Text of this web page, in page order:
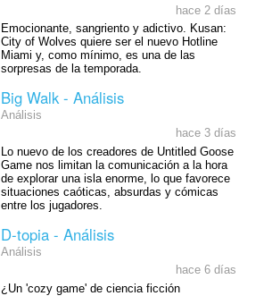
hace 2 días
Emocionante, sangriento y adictivo. Kusan:
City of Wolves quiere ser el nuevo Hotline
Miami y, como mínimo, es una de las
sorpresas de la temporada.
Big Walk - Análisis
Análisis
hace 3 días
Lo nuevo de los creadores de Untitled Goose
Game nos limitan la comunicación a la hora
de explorar una isla enorme, lo que favorece
situaciones caóticas, absurdas y cómicas
entre los jugadores.
D-topia - Análisis
Análisis
hace 6 días
¿Un 'cozy game' de ciencia ficción